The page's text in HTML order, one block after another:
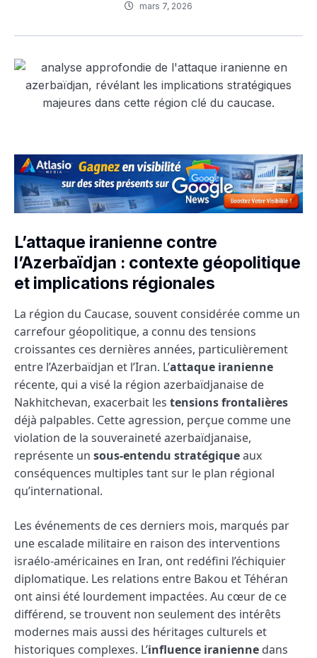
mars 7, 2026
L’attaque iranienne contre
l’Azerbaïdjan : contexte géopolitique
et implications régionales
La région du Caucase, souvent considérée comme un
carrefour géopolitique, a connu des tensions
croissantes ces dernières années, particulièrement
entre l’Azerbaïdjan et l’Iran. L’attaque iranienne
récente, qui a visé la région azerbaïdjanaise de
Nakhitchevan, exacerbait les tensions frontalières
déjà palpables. Cette agression, perçue comme une
violation de la souveraineté azerbaïdjanaise,
représente un sous-entendu stratégiqueaux
conséquences multiples tant sur le plan régional
qu’international.
Les événements de ces derniers mois, marqués par
une escalade militaire en raison des interventions
israélo-américaines en Iran, ont redéfini l’échiquier
diplomatique. Les relations entre Bakou et Téhéran
ont ainsi été lourdement impactées. Au cœur de ce
différend, se trouvent non seulement des intérêts
modernes mais aussi des héritages culturels et
historiques complexes. L’influence iranienne dans